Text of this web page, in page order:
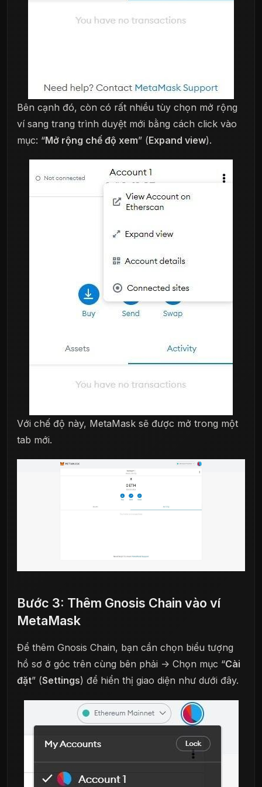
Bên cạnh đó, còn có rất nhiều tùy chọn mở rộng
ví sang trang trình duyệt mới bằng cách click vào
mục: “Mở rộng chế độ xem” (Expand view).
Với chế độ này, MetaMask sẽ được mở trong một
tab mới.
Bước 3: Thêm Gnosis Chain vào ví
MetaMask
Để thêm Gnosis Chain, bạn cần chọn biểu tượng
hồ sơ ở góc trên cùng bên phải -> Chọn mục “Cài
đặt” (Settings) để hiển thị giao diện như dưới đây.